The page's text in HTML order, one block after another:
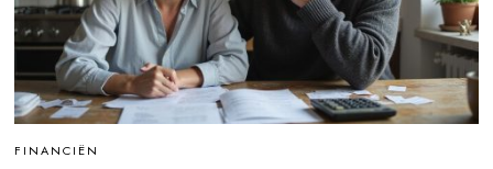
FINANCIËN